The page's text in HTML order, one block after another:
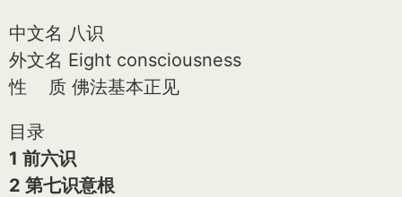
中文名 八识
外文名 Eight consciousness
性 质 佛法基本正见
目录
1 前六识
2 第七识意根